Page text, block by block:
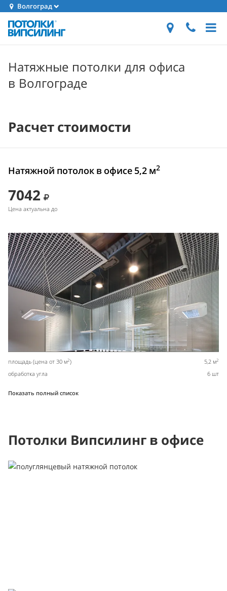
Волгоград
Натяжные потолки для офиса
в Волгограде
Расчет стоимости
Натяжной потолок в офисе 5,2 м2
7042
Цена актуальна до
площадь (цена от 30 м2) 5,2 м2
обработка угла 6 шт
Показать полный список
Потолки Випсилинг в офисе